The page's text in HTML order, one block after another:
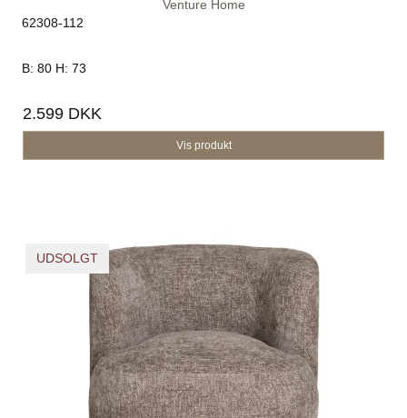
Venture Home
62308-112
B: 80 H: 73
2.599 DKK
Vis produkt
UDSOLGT